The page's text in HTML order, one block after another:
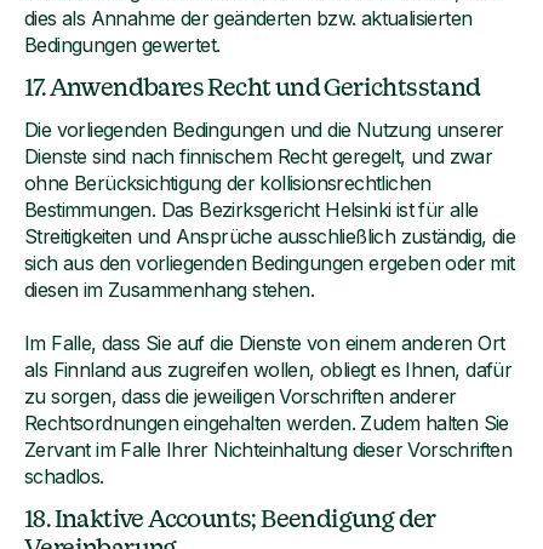
dies als Annahme der geänderten bzw. aktualisierten
Bedingungen gewertet.
17. Anwendbares Recht und Gerichtsstand
Die vorliegenden Bedingungen und die Nutzung unserer
Dienste sind nach finnischem Recht geregelt, und zwar
ohne Berücksichtigung der kollisionsrechtlichen
Bestimmungen. Das Bezirksgericht Helsinki ist für alle
Streitigkeiten und Ansprüche ausschließlich zuständig, die
sich aus den vorliegenden Bedingungen ergeben oder mit
diesen im Zusammenhang stehen.
Im Falle, dass Sie auf die Dienste von einem anderen Ort
als Finnland aus zugreifen wollen, obliegt es Ihnen, dafür
zu sorgen, dass die jeweiligen Vorschriften anderer
Rechtsordnungen eingehalten werden. Zudem halten Sie
Zervant im Falle Ihrer Nichteinhaltung dieser Vorschriften
schadlos.
18. Inaktive Accounts; Beendigung der